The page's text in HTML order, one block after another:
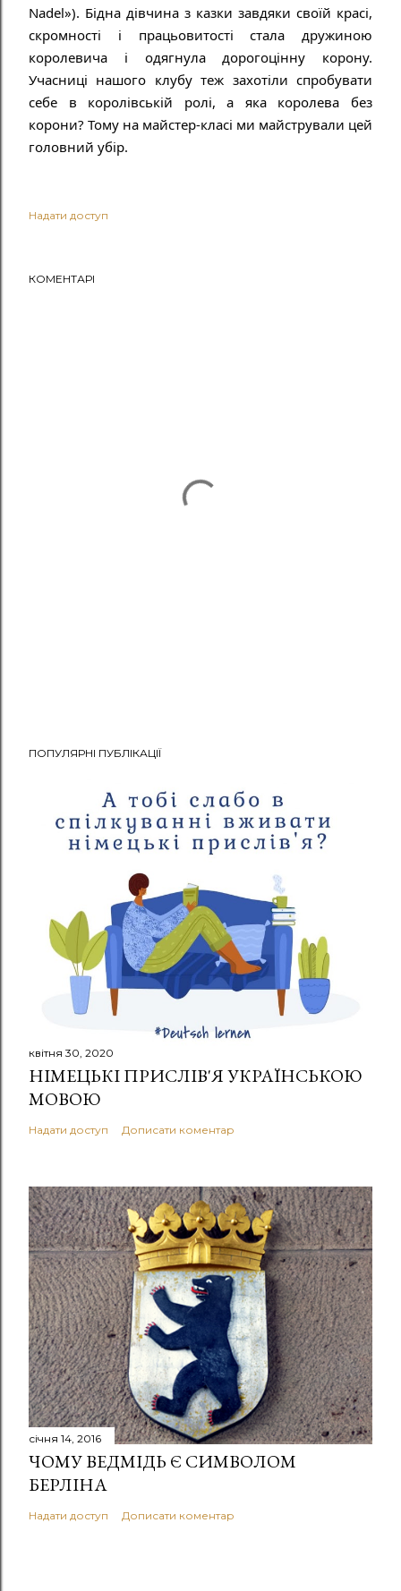
Nadel»). Бідна дівчина з казки завдяки своїй красі,
скромності і працьовитості стала дружиною
королевича і одягнула дорогоцінну корону.
Учасниці нашого клубу теж захотіли спробувати
себе в королівській ролі, а яка королева без
корони? Тому на майстер-класі ми майстрували цей
головний убір.
Надати доступ
КОМЕНТАРІ
ПОПУЛЯРНІ ПУБЛІКАЦІЇ
квітня 30, 2020
НІМЕЦЬКІ ПРИСЛІВ'Я УКРАЇНСЬКОЮ
МОВОЮ
Надати доступ Дописати коментар
січня 14, 2016
ЧОМУ ВЕДМІДЬ Є СИМВОЛОМ
БЕРЛІНА
Надати доступ Дописати коментар